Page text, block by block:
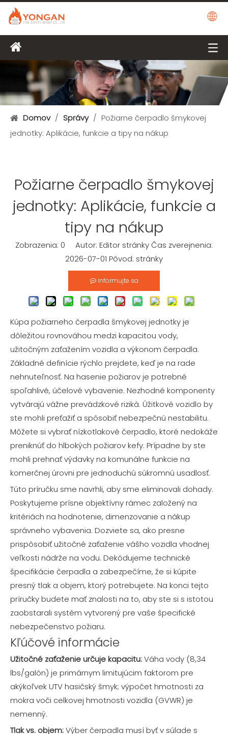
Domov / Správy / Požiarne čerpadlo šmykovej
jednotky: Aplikácie, funkcie a tipy na nákup
Požiarne čerpadlo šmykovej
jednotky: Aplikácie, funkcie a
tipy na nákup
Zobrazenia: 0 Autor: Editor stránky Čas zverejnenia:
2026-07-01 Pôvod: stránky
Informujte sa
Kúpa požiarneho čerpadla šmykovej jednotky je
dôležitou rovnováhou medzi kapacitou vody,
užitočným zaťažením vozidla a výkonom čerpadla.
Základné definície rýchlo prejdete, keď je na rade
nehnuteľnosť. Na hasenie požiarov je potrebné
spoľahlivé, účelové vybavenie. Nezhodné komponenty
vytvárajú vážne prevádzkové riziká. Úžitkové vozidlo by
ste mohli preťažiť a spôsobiť nebezpečnú nestabilitu.
Môžete si vybrať nízkotlakové čerpadlo, ktoré nedokáže
preniknúť do hlbokých požiarov kefy. Prípadne by ste
mohli prehnať výdavky na komunálne funkcie na
komerčnej úrovni pre jednoduchú súkromnú usadlosť.
Túto príručku sme navrhli, aby sme eliminovali dohady.
Poskytujeme prísne objektívny rámec založený na
kritériách na hodnotenie, dimenzovanie a nákup
správneho vybavenia. Dozviete sa, ako presne
prispôsobiť užitočné zaťaženie vášho vozidla vhodnej
veľkosti nádrže na vodu. Dekódujeme technické
špecifikácie čerpadla a zabezpečíme, že si kúpite
presný tlak a objem, ktorý potrebujete. Na konci tejto
príručky budete mať znalosti na to, aby ste si s istotou
zaobstarali systém vytvorený pre vaše špecifické
nebezpečenstvo požiaru.
Kľúčové informácie
Užitočné zaťaženie určuje kapacitu:Váha vody (8,34
lbs/galón) je primárnym limitujúcim faktorom pre
akýkoľvek UTV hasičský šmyk; výpočet hmotnosti za
mokra voči celkovej hmotnosti vozidla (GVWR) je
nemenný.
Tlak vs. objem:Výber čerpadla musí byť v súlade s